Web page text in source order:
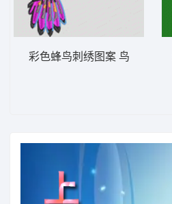
彩色蜂鸟刺绣图案 鸟